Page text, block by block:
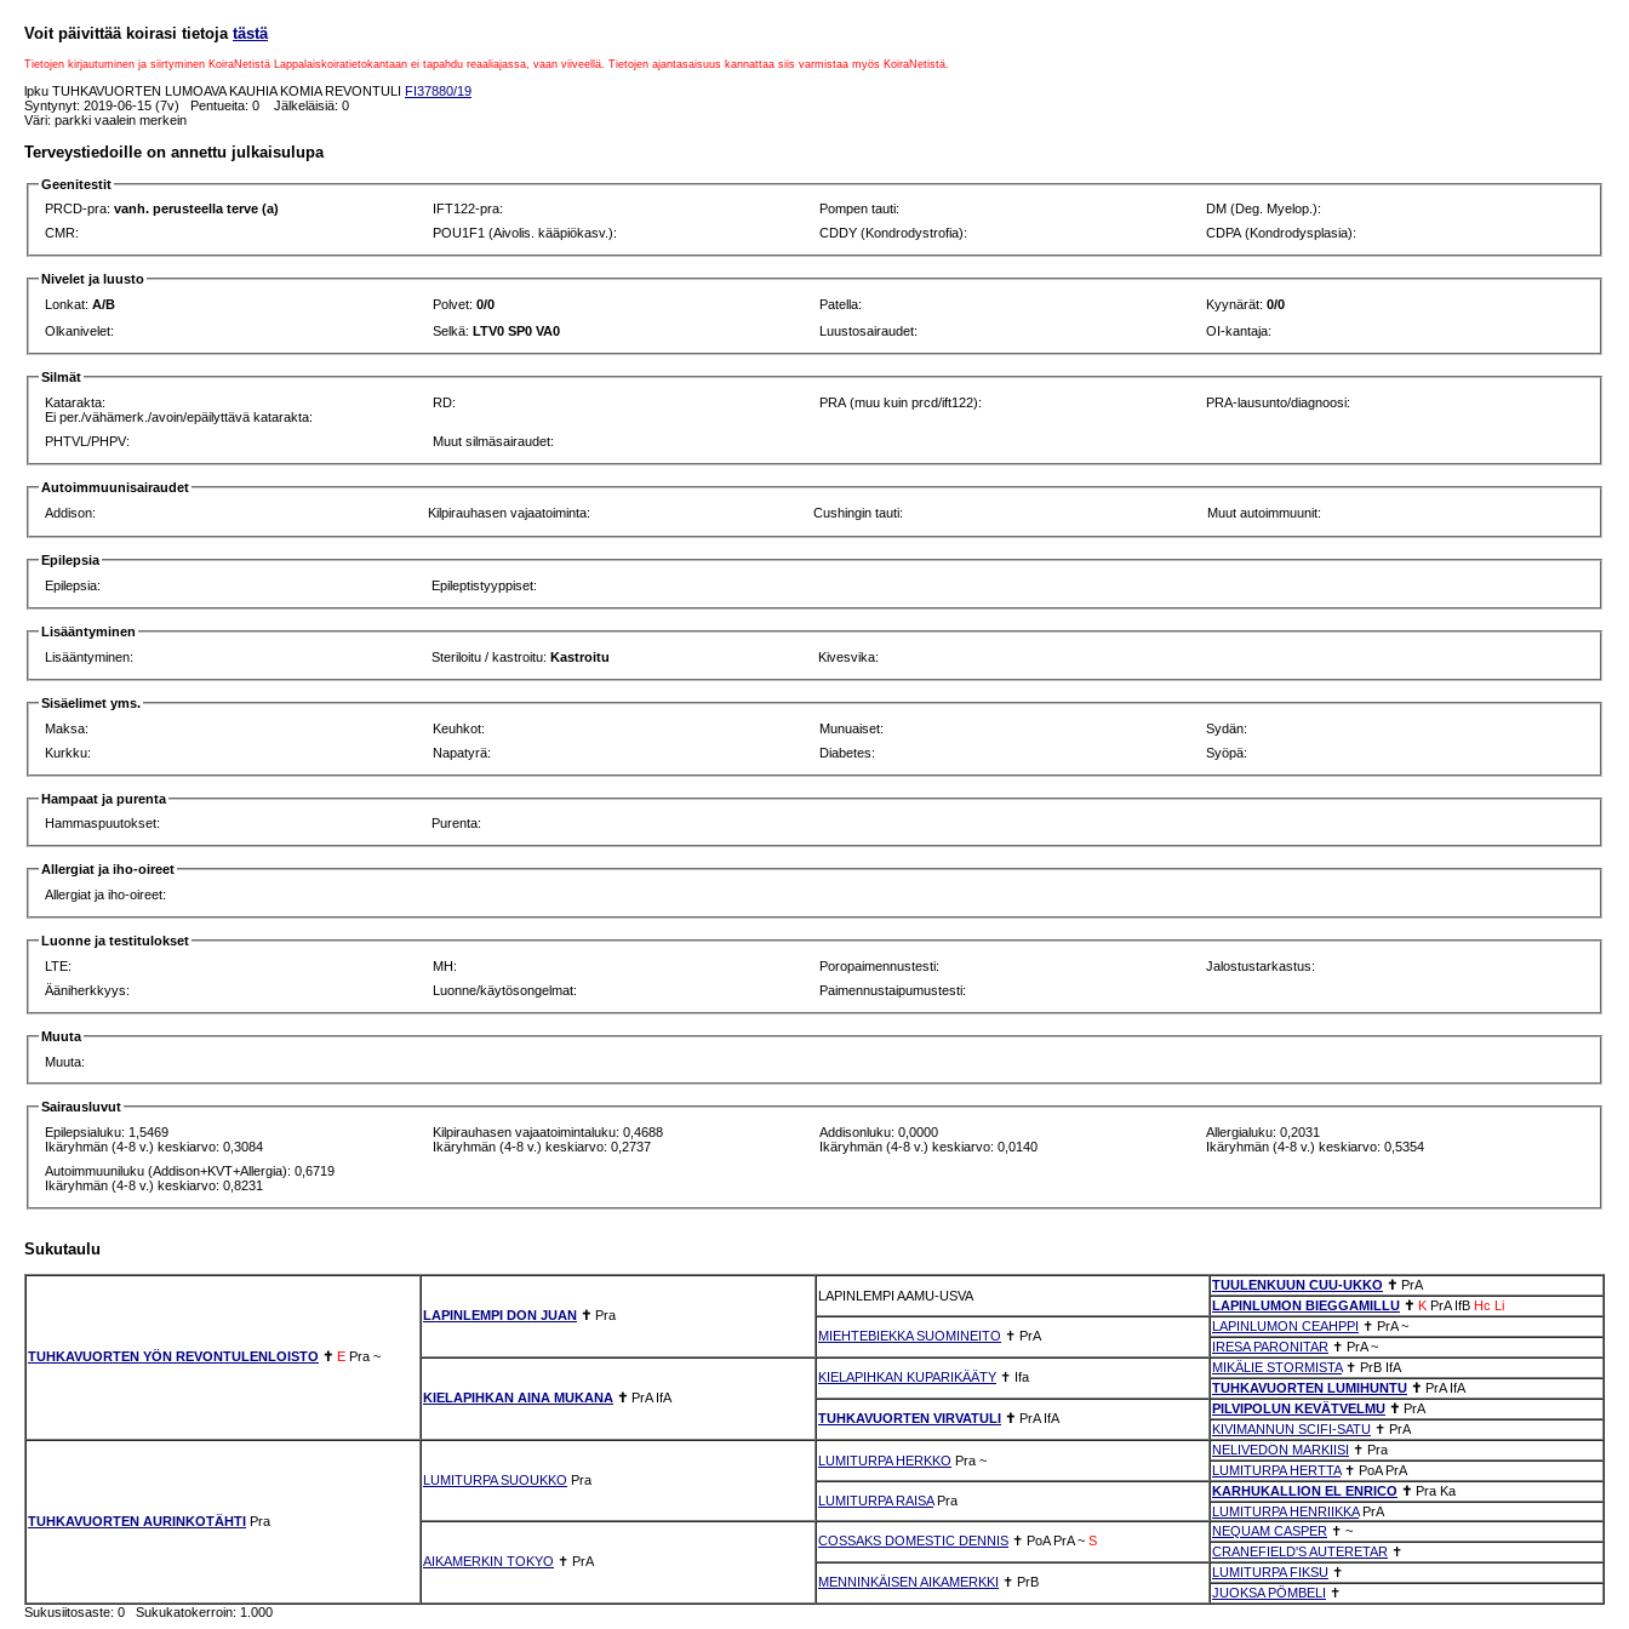
Voit päivittää koirasi tietoja tästä
Tietojen kirjautuminen ja siirtyminen KoiraNetistä Lappalaiskoiratietokantaan ei tapahdu reaaliajassa, vaan viiveellä. Tietojen ajantasaisuus kannattaa siis varmistaa myös KoiraNetistä.
lpku TUHKAVUORTEN LUMOAVA KAUHIA KOMIA REVONTULI FI37880/19
Syntynyt: 2019-06-15 (7v) Pentueita: 0 Jälkeläisiä: 0
Väri: parkki vaalein merkein
Terveystiedoille on annettu julkaisulupa
Geenitestit
PRCD-pra:vanh. perusteella terve (a) IFT122-pra: Pompen tauti:
DM (Deg. Myelop.):
CMR:
POU1F1 (Aivolis. kääpiökasv.): CDDY (Kondrodystrofia): CDPA (Kondrodysplasia):
Nivelet ja luusto
Lonkat:A/B Polvet:0/0 Patella: Kyynärät:0/0
Olkanivelet:
Selkä:LTV0 SP0 VA0 Luustosairaudet: OI-kantaja:
Silmät
Katarakta:
Ei per./vähämerk./avoin/epäilyttävä katarakta:
RD: PRA (muu kuin prcd/ift122): PRA-lausunto/diagnoosi:
PHTVL/PHPV: Muut silmäsairaudet:
Autoimmuunisairaudet
Addison:
Kilpirauhasen vajaatoiminta: Cushingin tauti: Muut autoimmuunit:
Epilepsia
Epilepsia:
Epileptistyyppiset:
Lisääntyminen
Lisääntyminen:
Steriloitu / kastroitu:Kastroitu Kivesvika:
Sisäelimet yms.
Maksa:
Keuhkot: Munuaiset:
Sydän:
Kurkku:
Napatyrä: Diabetes: Syöpä:
Hampaat ja purenta
Hammaspuutokset:
Purenta:
Allergiat ja iho-oireet
Allergiat ja iho-oireet:
Luonne ja testitulokset
LTE:
MH: Poropaimennustesti:
Jalostustarkastus:
Ääniherkkyys:
Luonne/käytösongelmat: Paimennustaipumustesti:
Muuta
Muuta:
Sairausluvut
Epilepsialuku: 1,5469
Ikäryhmän (4-8 v.) keskiarvo: 0,3084
Kilpirauhasen vajaatoimintaluku: 0,4688
Ikäryhmän (4-8 v.) keskiarvo: 0,2737
Addisonluku: 0,0000
Ikäryhmän (4-8 v.) keskiarvo: 0,0140
Allergialuku: 0,2031
Ikäryhmän (4-8 v.) keskiarvo: 0,5354
Autoimmuuniluku (Addison+KVT+Allergia): 0,6719
Ikäryhmän (4-8 v.) keskiarvo: 0,8231
Sukutaulu
TUHKAVUORTEN YÖN REVONTULENLOISTO ✝ E Pra ~
LAPINLEMPI DON JUAN ✝ Pra
LAPINLEMPI AAMU-USVA
TUULENKUUN CUU-UKKO ✝ PrA
LAPINLUMON BIEGGAMILLU ✝ K PrA IfB Hc Li
MIEHTEBIEKKA SUOMINEITO ✝ PrA
LAPINLUMON CEAHPPI ✝ PrA ~
IRESA PARONITAR ✝ PrA ~
KIELAPIHKAN AINA MUKANA ✝ PrA IfA
KIELAPIHKAN KUPARIKÄÄTY ✝ Ifa
MIKÄLIE STORMISTA✝ PrB IfA
TUHKAVUORTEN LUMIHUNTU ✝ PrA IfA
TUHKAVUORTEN VIRVATULI ✝ PrA IfA
PILVIPOLUN KEVÄTVELMU ✝ PrA
KIVIMANNUN SCIFI-SATU ✝ PrA
TUHKAVUORTEN AURINKOTÄHTI Pra
LUMITURPA SUOUKKO Pra
LUMITURPA HERKKO Pra ~
NELIVEDON MARKIISI ✝ Pra
LUMITURPA HERTTA✝ PoA PrA
LUMITURPA RAISA Pra
KARHUKALLION EL ENRICO ✝ Pra Ka
LUMITURPA HENRIIKKA PrA
AIKAMERKIN TOKYO ✝ PrA
COSSAKS DOMESTIC DENNIS ✝ PoA PrA ~ S
NEQUAM CASPER ✝ ~
CRANEFIELD'S AUTERETAR ✝
MENNINKÄISEN AIKAMERKKI ✝ PrB
LUMITURPA FIKSU ✝
JUOKSA PÖMBELI ✝
Sukusiitosaste: 0 Sukukatokerroin: 1.000